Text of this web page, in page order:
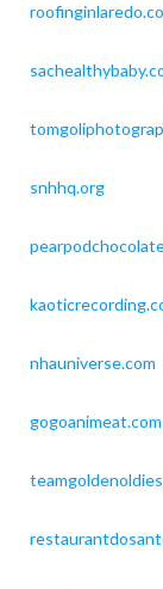
snhhq.org
nhauniverse.com
gogoanimeat.com